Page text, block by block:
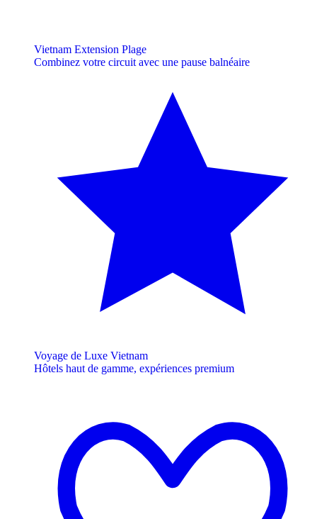
Vietnam Extension Plage
Combinez votre circuit avec une pause balnéaire
Voyage de Luxe Vietnam
Hôtels haut de gamme, expériences premium